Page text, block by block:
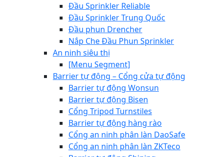
Đầu Sprinkler Reliable
Đầu Sprinkler Trung Quốc
Đầu phun Drencher
Nắp Che Đầu Phun Sprinkler
An ninh siêu thị
[Menu Segment]
Barrier tự động – Cổng cửa tự động
Barrier tự động Wonsun
Barrier tự động Bisen
Cổng Tripod Turnstiles
Barrier tự động hàng rào
Cổng an ninh phân làn DaoSafe
Cổng an ninh phân làn ZKTeco